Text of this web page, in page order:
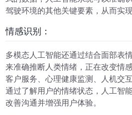
驾驶环境的其他关键要素，从而实
情感识别：
多模态人工智能还通过结合面部表
来准确推断人类情绪，正在改变情
客户服务、心理健康监测、人机交
通过了解用户的情绪状态，人工智
改善沟通并增强用户体验。